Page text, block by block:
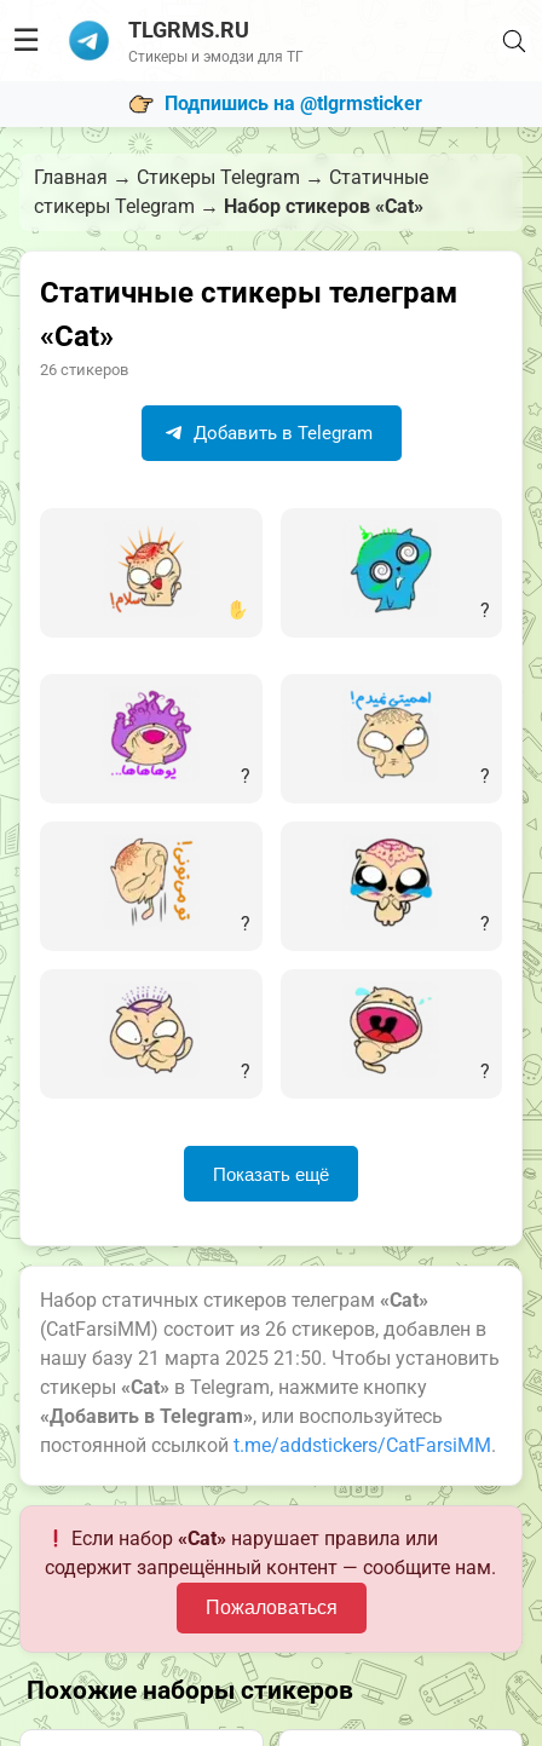
☰ TLGRMS.RU
Стикеры и эмодзи для ТГ
Подпишись на @tlgrmsticker
Главная → Стикеры Telegram → Статичные
стикеры Telegram → Набор стикеров «Cat»
Статичные стикеры телеграм
«Cat»
26 стикеров
Добавить в Telegram
?
? ?
? ?
? ?
Показать ещё
Набор статичных стикеров телеграм «Cat»
(CatFarsiMM) состоит из 26 стикеров, добавлен в
нашу базу 21 марта 2025 21:50. Чтобы установить
стикеры «Cat» в Telegram, нажмите кнопку
«Добавить в Telegram», или воспользуйтесь
постоянной ссылкой t.me/addstickers/CatFarsiMM.
Если набор«Cat» нарушает правила или
содержит запрещённый контент — сообщите нам.
Пожаловаться
Похожие наборы стикеров